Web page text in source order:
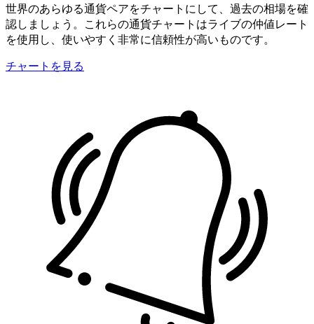
世界のあらゆる通貨ペアをチャートにして、過去の相場を確
認しましょう。これらの通貨チャートはライブの仲値レート
を使用し、使いやすく非常に信頼性が高いものです。
チャートを見る